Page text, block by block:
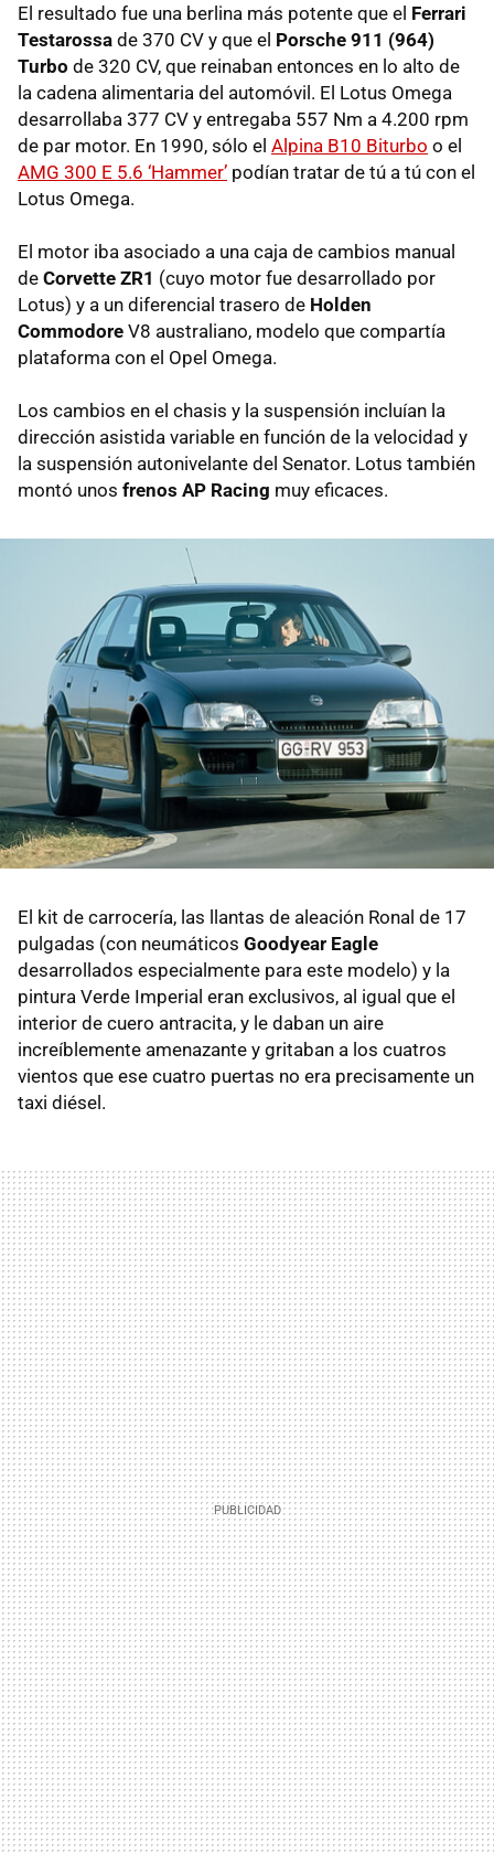
El resultado fue una berlina más potente que el Ferrari
Testarossa de 370 CV y que el Porsche 911 (964)
Turbo de 320 CV, que reinaban entonces en lo alto de
la cadena alimentaria del automóvil. El Lotus Omega
desarrollaba 377 CV y entregaba 557 Nm a 4.200 rpm
de par motor. En 1990, sólo el Alpina B10 Biturbo o el
AMG 300 E 5.6 ‘Hammer’ podían tratar de tú a tú con el
Lotus Omega.
El motor iba asociado a una caja de cambios manual
de Corvette ZR1 (cuyo motor fue desarrollado por
Lotus) y a un diferencial trasero de Holden
Commodore V8 australiano, modelo que compartía
plataforma con el Opel Omega.
Los cambios en el chasis y la suspensión incluían la
dirección asistida variable en función de la velocidad y
la suspensión autonivelante del Senator. Lotus también
montó unos frenos AP Racing muy eficaces.
El kit de carrocería, las llantas de aleación Ronal de 17
pulgadas (con neumáticos Goodyear Eagle
desarrollados especialmente para este modelo) y la
pintura Verde Imperial eran exclusivos, al igual que el
interior de cuero antracita, y le daban un aire
increíblemente amenazante y gritaban a los cuatros
vientos que ese cuatro puertas no era precisamente un
taxi diésel.